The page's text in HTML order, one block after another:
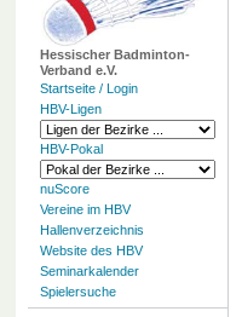
Hessischer Badminton-
Verband e.V.
Startseite / Login
HBV-Ligen
HBV-Pokal
nuScore
Vereine im HBV
Hallenverzeichnis
Website des HBV
Seminarkalender
Spielersuche